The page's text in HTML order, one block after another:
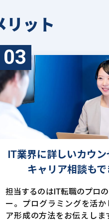
リット
03
IT業界に詳しいカウ
キャリア相談もで
担当するのはIT転職のプロ
ー。プログラミングを活か
ア形成の方法をお伝えしま